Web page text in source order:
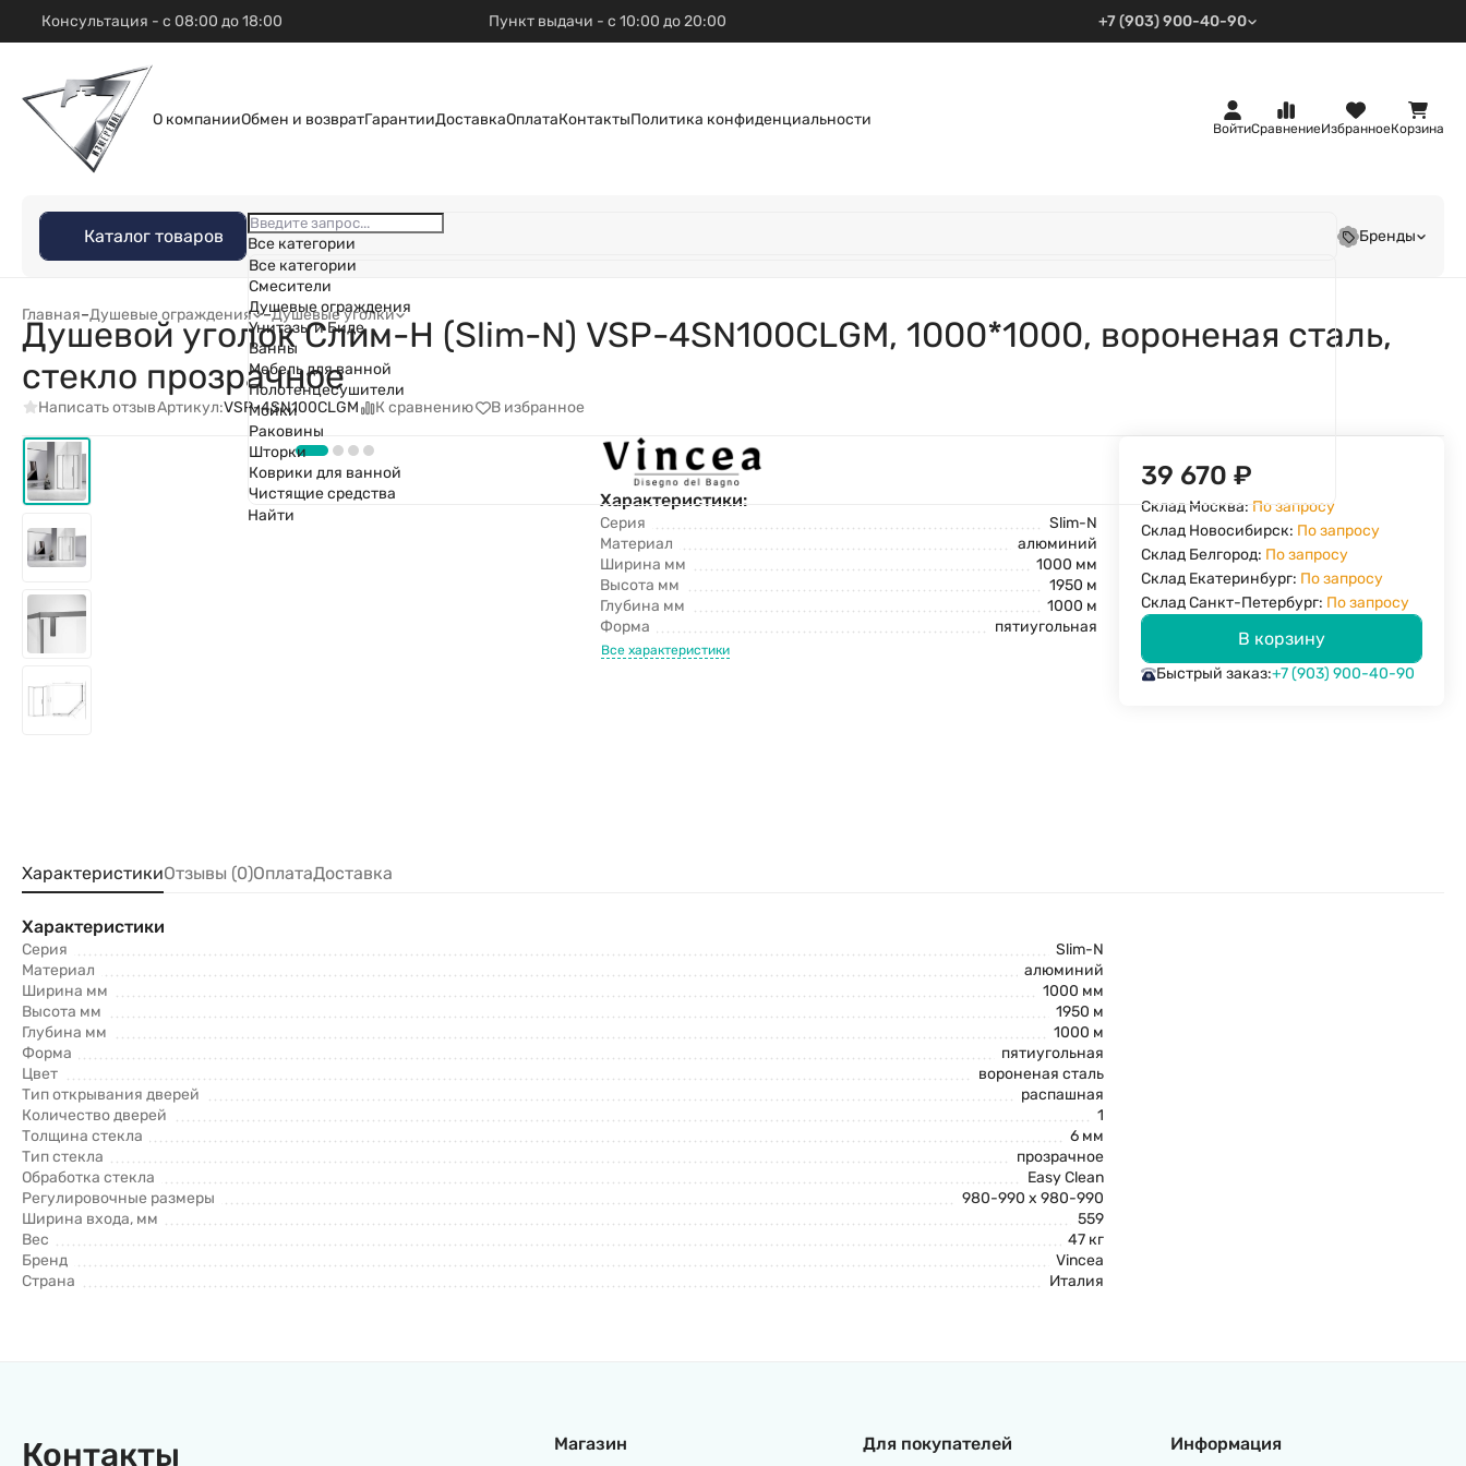
Консультация - с 08:00 до 18:00 Пункт выдачи - с 10:00 до 20:00 +7 (903) 900-40-90
О компанииОбмен и возвратГарантииДоставкаОплатаКонтактыПолитика конфиденциальности
ВойтиСравнениеИзбранноеКорзина
Каталог товаров
Все категории
Все категории
Смесители
Душевые ограждения
Унитазы и Биде
Ванны
Мебель для ванной
Полотенцесушители
Мойки
Раковины
Шторки
Коврики для ванной
Чистящие средства
Найти
Бренды
Главная–Душевые ограждения –Душевые уголки
Душевой уголок Слим-Н (Slim-N) VSP-4SN100CLGM, 1000*1000, вороненая сталь,
стекло прозрачное
Написать отзывАртикул:VSP-4SN100CLGM К сравнению В избранное
Характеристики:
Серия
Slim-N
Материал
алюминий
Ширина мм
1000 мм
Высота мм
1950 м
Глубина мм
1000 м
Форма
пятиугольная
Все характеристики
39 670₽
Склад Москва: По запросу
Склад Новосибирск: По запросу
Склад Белгород: По запросу
Склад Екатеринбург: По запросу
Склад Санкт-Петербург: По запросу
В корзину
Быстрый заказ:+7 (903) 900-40-90
ХарактеристикиОтзывы (0)ОплатаДоставка
Характеристики
Серия
Slim-N
Материал
алюминий
Ширина мм
1000 мм
Высота мм
1950 м
Глубина мм
1000 м
Форма
пятиугольная
Цвет
вороненая сталь
Тип открывания дверей
распашная
Количество дверей
1
Толщина стекла
6 мм
Тип стекла
прозрачное
Обработка стекла
Easy Clean
Регулировочные размеры
980-990 x 980-990
Ширина входа, мм
559
Вес
47 кг
Бренд
Vincea
Страна
Италия
Контакты Магазин Для покупателей Информация